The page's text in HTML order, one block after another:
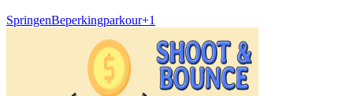
SpringenBeperkingparkour+1